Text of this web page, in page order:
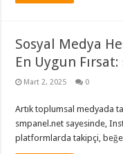
Sosyal Medya
En Uygun
Mart 2, 2025 0
Artık toplumsal medyada
smpanel.net sayesinde,
platformlarda takipçi,